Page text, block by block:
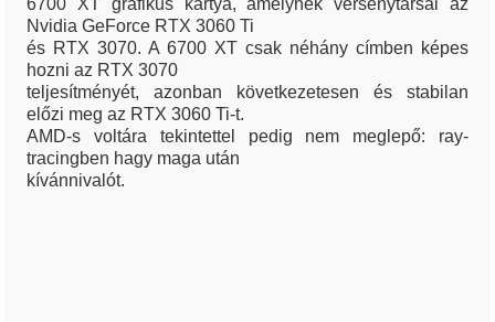
6700 XT grafikus kártya, amelynek versenytársai az
Nvidia GeForce RTX 3060 Ti
és RTX 3070. A 6700 XT csak néhány címben képes
hozni az RTX 3070
teljesítményét, azonban következetesen és stabilan
előzi meg az RTX 3060 Ti-t.
AMD-s voltára tekintettel pedig nem meglepő: ray-
tracingben hagy maga után
kívánnivalót.